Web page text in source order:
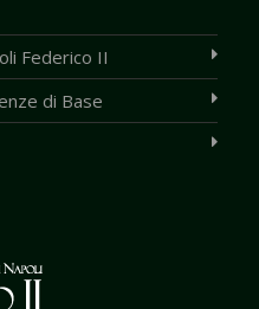
Federico II
di Base